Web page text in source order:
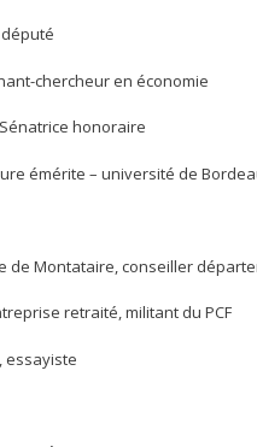
député
chercheur en économie
Sénatrice honoraire
émérite – université de
de Montataire, conseiller
retraité, militant du PCF
essayiste